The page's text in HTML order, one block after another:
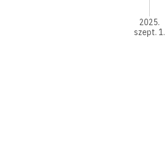
2025.
szept. 1.